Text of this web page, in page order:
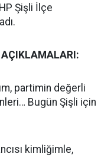
Şişli İlçe
AÇIKLAMALARI:
partimin değerli
Bugün Şişli için
kimliğimle,